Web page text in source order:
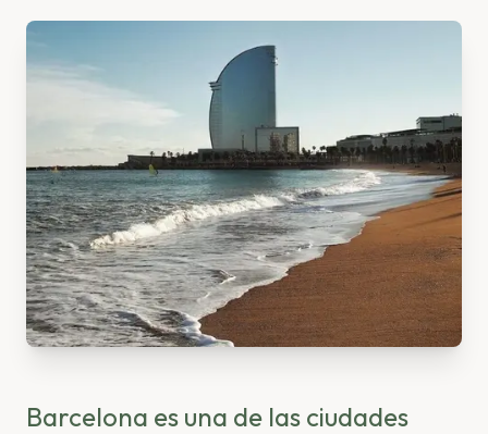
Barcelona es una de las ciudades